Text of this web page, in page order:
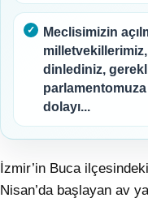
Meclisimizin
milletvekillerimiz,
dinlediniz,
dolayı...
İzmir’in Buca
Nisan’da başlayan av